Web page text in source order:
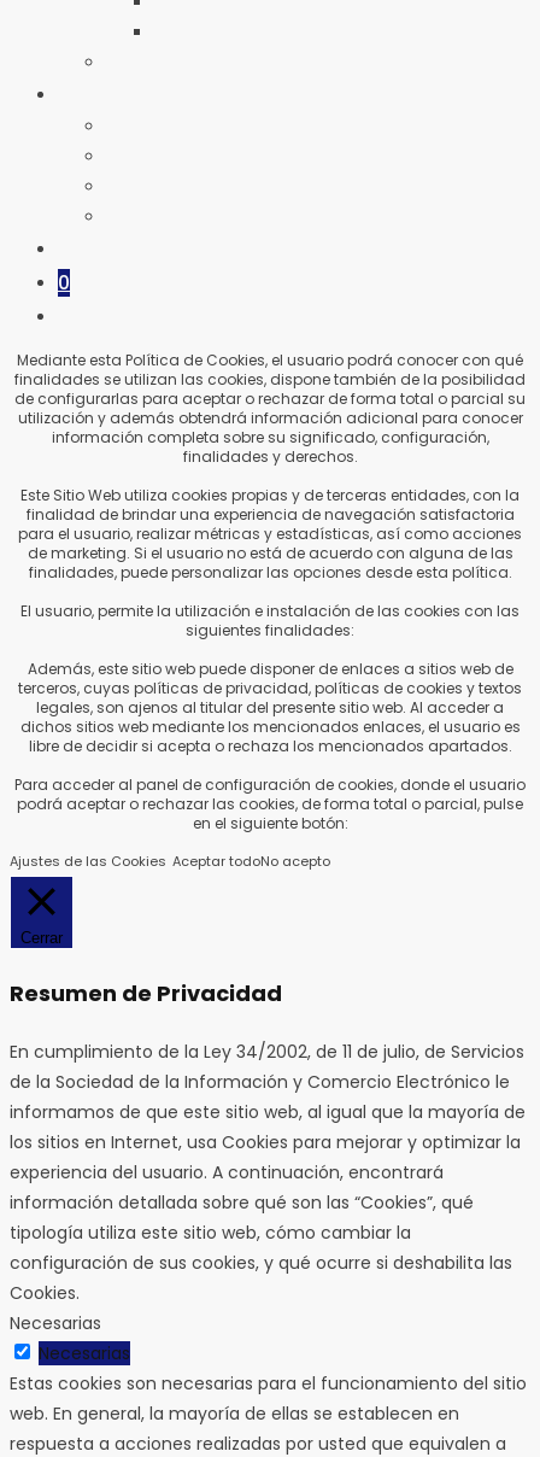
0
BÚSQUEDA
DE
LA
WEB
Mediante esta Política de Cookies, el usuario podrá conocer con qué
finalidades se utilizan las cookies, dispone también de la posibilidad
de configurarlas para aceptar o rechazar de forma total o parcial su
utilización y además obtendrá información adicional para conocer
información completa sobre su significado, configuración,
finalidades y derechos.
Este Sitio Web utiliza cookies propias y de terceras entidades, con la
finalidad de brindar una experiencia de navegación satisfactoria
para el usuario, realizar métricas y estadísticas, así como acciones
de marketing. Si el usuario no está de acuerdo con alguna de las
finalidades, puede personalizar las opciones desde esta política.
El usuario, permite la utilización e instalación de las cookies con las
siguientes finalidades:
Además, este sitio web puede disponer de enlaces a sitios web de
terceros, cuyas políticas de privacidad, políticas de cookies y textos
legales, son ajenos al titular del presente sitio web. Al acceder a
dichos sitios web mediante los mencionados enlaces, el usuario es
libre de decidir si acepta o rechaza los mencionados apartados.
Para acceder al panel de configuración de cookies, donde el usuario
podrá aceptar o rechazar las cookies, de forma total o parcial, pulse
en el siguiente botón:
Ajustes de las Cookies Aceptar todoNo acepto
Cerrar
Resumen de Privacidad
En cumplimiento de la Ley 34/2002, de 11 de julio, de Servicios
de la Sociedad de la Información y Comercio Electrónico le
informamos de que este sitio web, al igual que la mayoría de
los sitios en Internet, usa Cookies para mejorar y optimizar la
experiencia del usuario. A continuación, encontrará
información detallada sobre qué son las “Cookies”, qué
tipología utiliza este sitio web, cómo cambiar la
configuración de sus cookies, y qué ocurre si deshabilita las
Cookies.
Necesarias
Necesarias
Estas cookies son necesarias para el funcionamiento del sitio
web. En general, la mayoría de ellas se establecen en
respuesta a acciones realizadas por usted que equivalen a